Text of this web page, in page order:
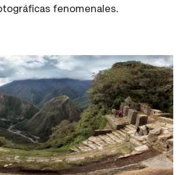
fenomenales.